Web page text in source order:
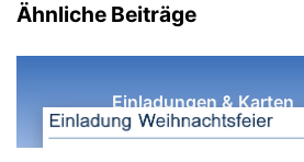
Ähnliche Beiträge
Einladungen & Karten